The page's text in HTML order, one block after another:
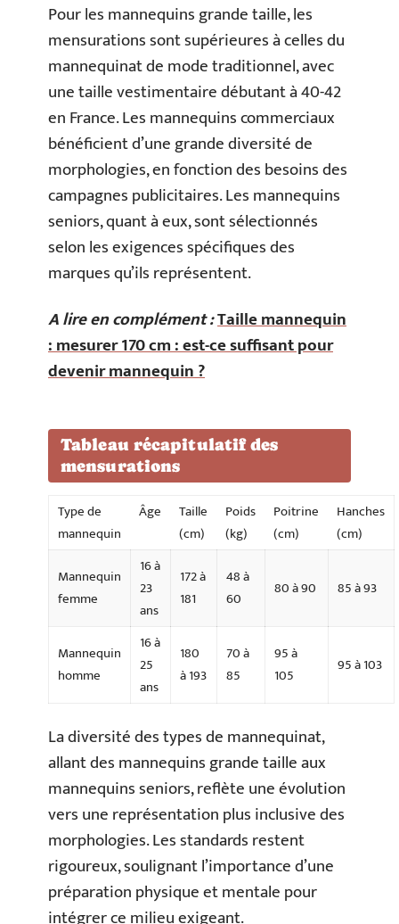
Pour les mannequins grande taille, les
mensurations sont supérieures à celles du
mannequinat de mode traditionnel, avec
une taille vestimentaire débutant à 40-42
en France. Les mannequins commerciaux
bénéficient d’une grande diversité de
morphologies, en fonction des besoins des
campagnes publicitaires. Les mannequins
seniors, quant à eux, sont sélectionnés
selon les exigences spécifiques des
marques qu’ils représentent.
A lire en complément :Taille mannequin
: mesurer 170 cm : est-ce suffisant pour
devenir mannequin ?
Tableau récapitulatif des
mensurations
Type de
mannequin
Âge
Taille
(cm)
Poids
(kg)
Poitrine
(cm)
Hanches
(cm)
Mannequin
femme
16 à
23
ans
172 à
181
48 à
60
80 à 90 85 à 93
Mannequin
homme
16 à
25
ans
180
à 193
70 à
85
95 à
105
95 à 103
La diversité des types de mannequinat,
allant des mannequins grande taille aux
mannequins seniors, reflète une évolution
vers une représentation plus inclusive des
morphologies. Les standards restent
rigoureux, soulignant l’importance d’une
préparation physique et mentale pour
intégrer ce milieu exigeant.